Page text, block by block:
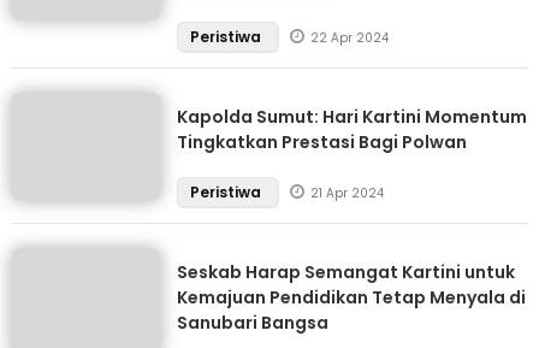
Peristiwa 22 Apr 2024
Kapolda Sumut: Hari Kartini Momentum
Tingkatkan Prestasi Bagi Polwan
Peristiwa 21 Apr 2024
Seskab Harap Semangat Kartini untuk
Kemajuan Pendidikan Tetap Menyala di
Sanubari Bangsa